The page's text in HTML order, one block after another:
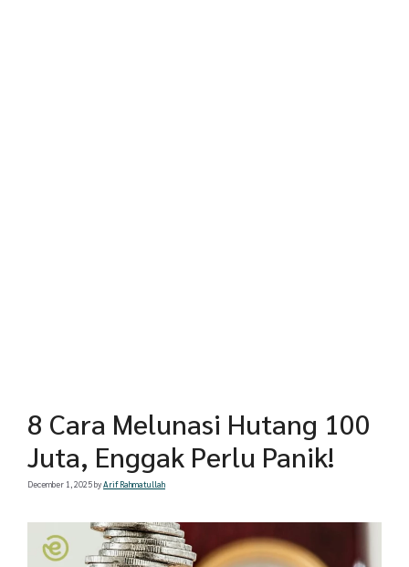
8 Cara Melunasi Hutang 100
Juta, Enggak Perlu Panik!
December 1, 2025byArif Rahmatullah